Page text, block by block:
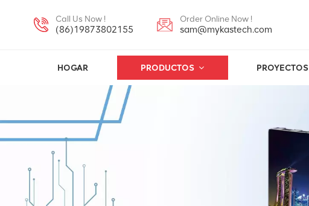
Call Us Now !
(86)19873802155
Order Online Now !
sam@mykastech.com
HOGAR PRODUCTOS PROYECTOS